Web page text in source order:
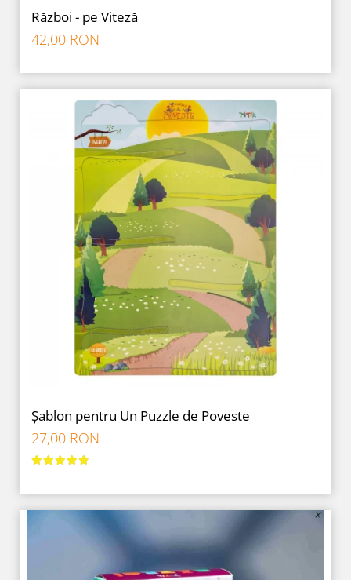
Război - pe Viteză
42,00 RON
Șablon pentru Un Puzzle de Poveste
27,00 RON